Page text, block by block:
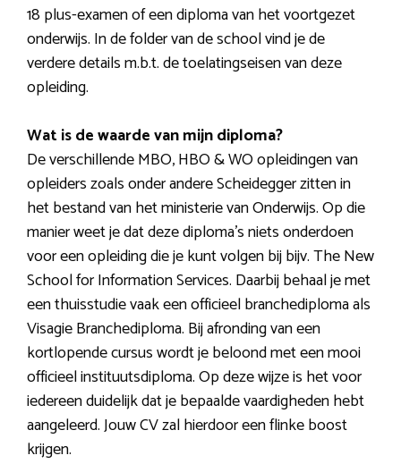
18 plus-examen of een diploma van het voortgezet
onderwijs. In de folder van de school vind je de
verdere details m.b.t. de toelatingseisen van deze
opleiding.
Wat is de waarde van mijn diploma?
De verschillende MBO, HBO & WO opleidingen van
opleiders zoals onder andere Scheidegger zitten in
het bestand van het ministerie van Onderwijs. Op die
manier weet je dat deze diploma’s niets onderdoen
voor een opleiding die je kunt volgen bij bijv. The New
School for Information Services. Daarbij behaal je met
een thuisstudie vaak een officieel branchediploma als
Visagie Branchediploma. Bij afronding van een
kortlopende cursus wordt je beloond met een mooi
officieel instituutsdiploma. Op deze wijze is het voor
iedereen duidelijk dat je bepaalde vaardigheden hebt
aangeleerd. Jouw CV zal hierdoor een flinke boost
krijgen.